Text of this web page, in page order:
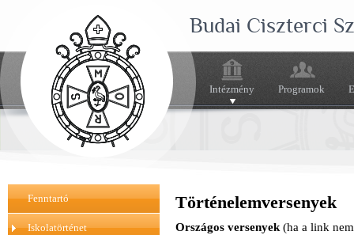
Budai Ciszterci
Intézmény Programok
Fenntartó
Iskolatörténet
Történelemversenyek
Országos versenyek (ha a link